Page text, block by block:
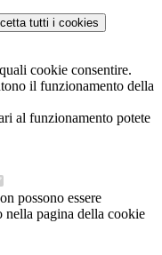
tutti i cookies
cookie consentire.
il funzionamento della
al funzionamento potete
possono essere
nella pagina della cookie